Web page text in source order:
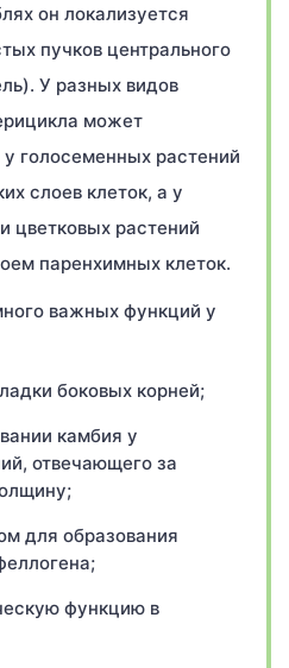
он локализуется
пучков центрального
У разных видов
может
голосеменных растений
слоев клеток, а у
цветковых растений
паренхимных клеток.
важных функций у
боковых корней;
камбия у
отвечающего за
для образования
функцию в